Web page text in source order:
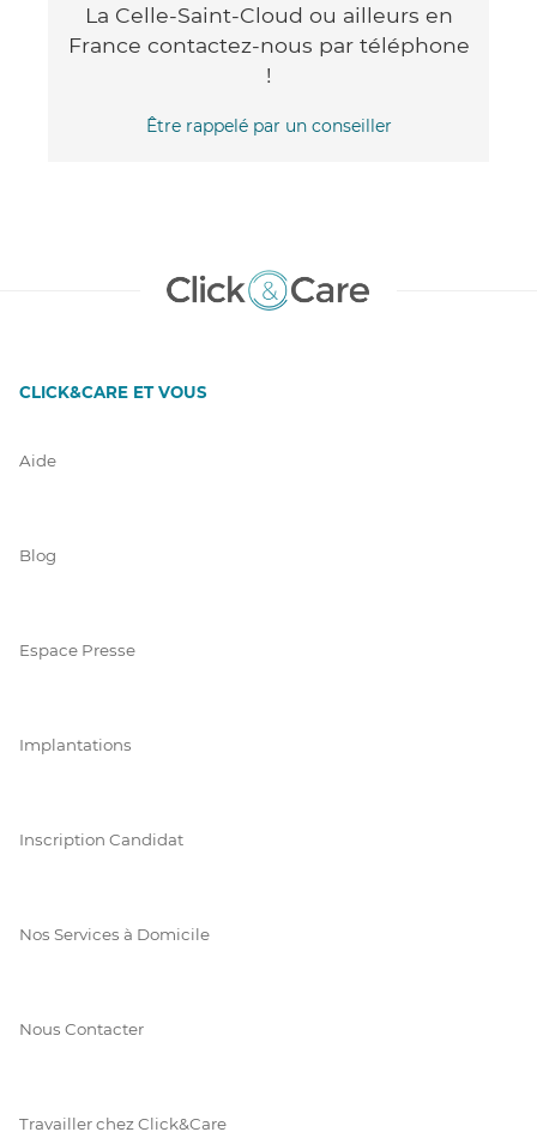
La Celle-Saint-Cloud ou ailleurs en
France contactez-nous par téléphone
!
Être rappelé par un conseiller
CLICK&CARE ET VOUS
Aide
Blog
Espace Presse
Implantations
Inscription Candidat
Nos Services à Domicile
Nous Contacter
Travailler chez Click&Care